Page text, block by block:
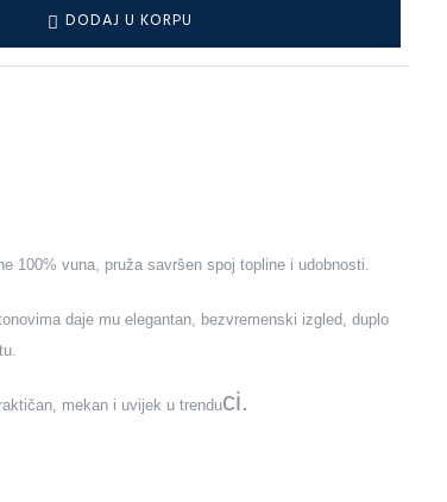
DODAJ U KORPU
100% vuna, pruža savršen spoj topline i udobnosti.
daje mu elegantan, bezvremenski izgled, duplo
mekan i uvijek u trenduci.